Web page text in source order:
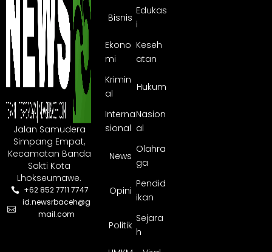
Jalan Samudera
Simpang Empat,
Kecamatan Banda
Sakti Kota
Lhokseumawe.
+62 852 7711 7747
id.newsrbaceh@g
mail.com
Bisnis
Edukas
i
Ekono
mi
Keseh
atan
Krimin
al
Hukum
Interna
sional
Nasion
al
News
Olahra
ga
Opini
Pendid
ikan
Politik
Sejara
h